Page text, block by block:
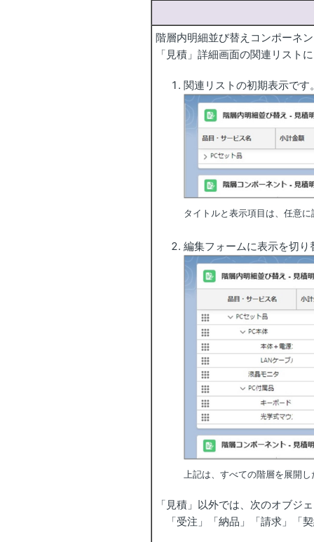
階層内明細並び替えコンポーネ
「見積」詳細画面の関連リスト
関連リストの初期表示です
タイトルと表示項目は、任意
編集フォームに表示を切
上記は、すべての階層を展開
「見積」以外では、次のオブジ
「受注」「納品」「請求」「